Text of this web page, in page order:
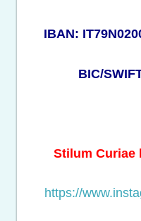
IBAN:
BIC/
Stilum Curiae
https://